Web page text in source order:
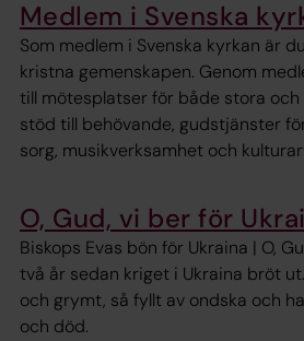
Medlem i Svenska
Som medlem i Svenska kyrkan är
kristna gemenskapen. Genom
till mötesplatser för både stora och
stöd till behövande, gudstjänster
sorg, musikverksamhet och
O, Gud, vi ber för
Biskops Evas bön för Ukraina | O,
två år sedan kriget i Ukraina bröt
och grymt, så fyllt av ondska och
och död.